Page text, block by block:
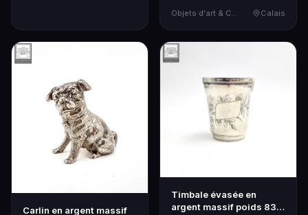
Objets d'art & Curiosités
Calais
Carlin en argent massif
Timbale évasée en
argent massif poids 83g